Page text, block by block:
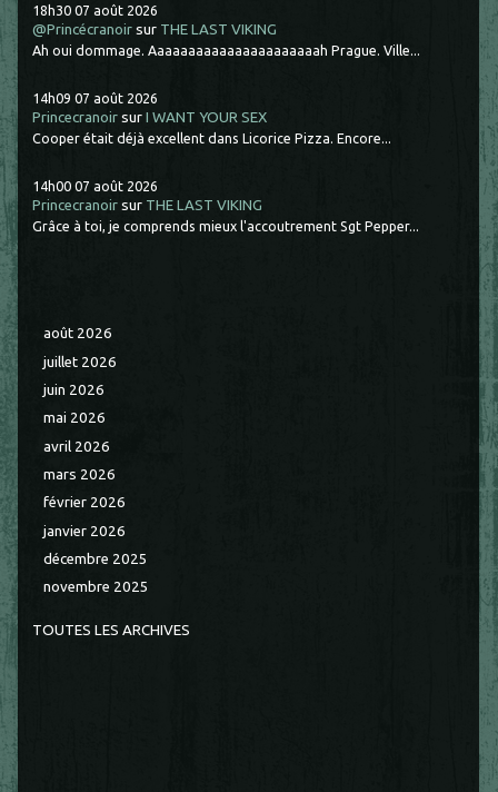
18h30 07 août 2026
@Princécranoir sur THE LAST VIKING
Ah oui dommage. Aaaaaaaaaaaaaaaaaaaaaah Prague. Ville...
14h09 07 août 2026
Princecranoir surI WANT YOUR SEX
Cooper était déjà excellent dans Licorice Pizza. Encore...
14h00 07 août 2026
Princecranoir sur THE LAST VIKING
Grâce à toi, je comprends mieux l'accoutrement Sgt Pepper...
août 2026
juillet 2026
juin 2026
mai 2026
avril 2026
mars 2026
février 2026
janvier 2026
décembre 2025
novembre 2025
TOUTES LES ARCHIVES